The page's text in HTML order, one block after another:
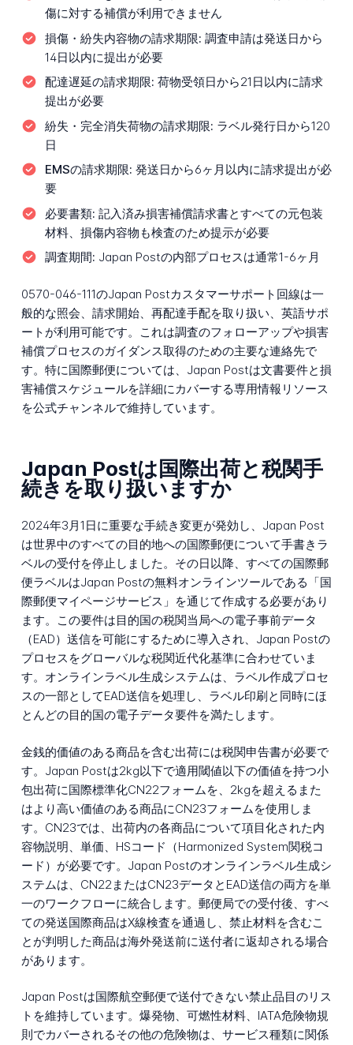
傷に対する補償が利用できません
損傷・紛失内容物の請求期限: 調査申請は発送日から
14日以内に提出が必要
配達遅延の請求期限: 荷物受領日から21日以内に請求
提出が必要
紛失・完全消失荷物の請求期限: ラベル発行日から120
日
EMSの請求期限: 発送日から6ヶ月以内に請求提出が必
要
必要書類: 記入済み損害補償請求書とすべての元包装
材料、損傷内容物も検査のため提示が必要
調査期間: Japan Postの内部プロセスは通常1-6ヶ月
0570-046-111のJapan Postカスタマーサポート回線は一
般的な照会、請求開始、再配達手配を取り扱い、英語サポ
ートが利用可能です。これは調査のフォローアップや損害
補償プロセスのガイダンス取得のための主要な連絡先で
す。特に国際郵便については、Japan Postは文書要件と損
害補償スケジュールを詳細にカバーする専用情報リソース
を公式チャンネルで維持しています。
Japan Postは国際出荷と税関手
続きを取り扱いますか
2024年3月1日に重要な手続き変更が発効し、Japan Post
は世界中のすべての目的地への国際郵便について手書きラ
ベルの受付を停止しました。その日以降、すべての国際郵
便ラベルはJapan Postの無料オンラインツールである「国
際郵便マイページサービス」を通じて作成する必要があり
ます。この要件は目的国の税関当局への電子事前データ
（EAD）送信を可能にするために導入され、Japan Postの
プロセスをグローバルな税関近代化基準に合わせていま
す。オンラインラベル生成システムは、ラベル作成プロセ
スの一部としてEAD送信を処理し、ラベル印刷と同時にほ
とんどの目的国の電子データ要件を満たします。
金銭的価値のある商品を含む出荷には税関申告書が必要で
す。Japan Postは2kg以下で適用閾値以下の価値を持つ小
包出荷に国際標準化CN22フォームを、2kgを超えるまた
はより高い価値のある商品にCN23フォームを使用しま
す。CN23では、出荷内の各商品について項目化された内
容物説明、単価、HSコード（Harmonized System関税コ
ード）が必要です。Japan Postのオンラインラベル生成シ
ステムは、CN22またはCN23データとEAD送信の両方を単
一のワークフローに統合します。郵便局での受付後、すべ
ての発送国際商品はX線検査を通過し、禁止材料を含むこ
とが判明した商品は海外発送前に送付者に返却される場合
があります。
Japan Postは国際航空郵便で送付できない禁止品目のリス
トを維持しています。爆発物、可燃性材料、IATA危険物規
則でカバーされるその他の危険物は、サービス種類に関係